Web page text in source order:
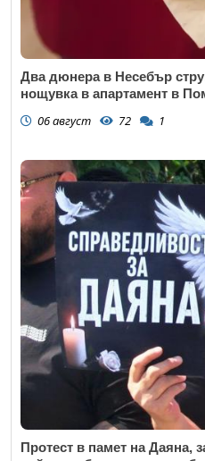
Два дюнера в Несебър
нощувка в апартамент в
06 август 72 1
Протест в памет на Даяна,